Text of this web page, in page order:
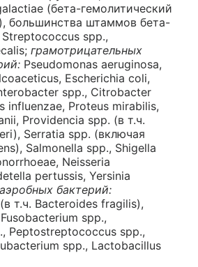
(бета-гемолитический
большинства штаммов бета-
spp.,
грамотрицательных
Pseudomonas aeruginosa,
Escherichia coli,
spp., Citrobacter
influenzae, Proteus mirabilis,
Providencia spp. (в т.ч.
Serratia spp. (включая
Salmonella spp., Shigella
Neisseria
pertussis, Yersinia
бактерий:
т.ч. Bacteroides fragilis),
spp.,
Peptostreptococcus spp.,
spp., Lactobacillus